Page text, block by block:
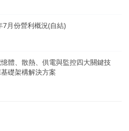
月份營利概況(自結)
體、散熱、供電與監控四大關鍵技
礎架構解決方案